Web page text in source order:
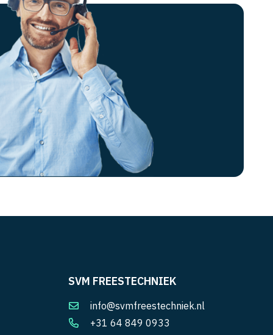
SVM FREESTECHNIEK
info@svmfreestechniek.nl
+31 64 849 0933